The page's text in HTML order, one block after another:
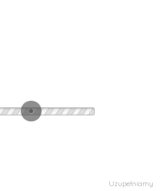
Uzupełniamy